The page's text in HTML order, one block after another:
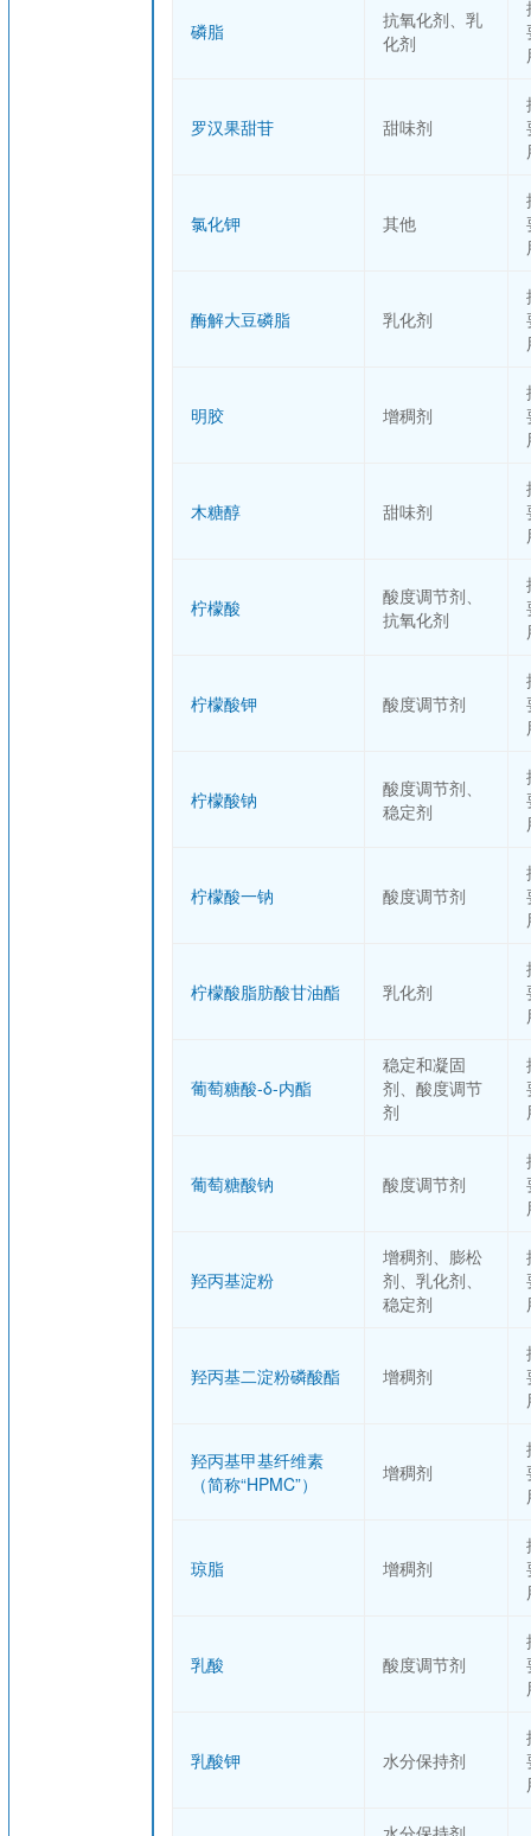
磷脂
抗氧化剂、乳
化剂
罗汉果甜苷 甜味剂
氯化钾 其他
酶解大豆磷脂 乳化剂
明胶 增稠剂
木糖醇 甜味剂
柠檬酸
酸度调节剂、
抗氧化剂
柠檬酸钾 酸度调节剂
柠檬酸钠
酸度调节剂、
稳定剂
柠檬酸一钠 酸度调节剂
柠檬酸脂肪酸甘油酯 乳化剂
葡萄糖酸-δ-内酯
稳定和凝固
剂、酸度调节
剂
葡萄糖酸钠 酸度调节剂
羟丙基淀粉
增稠剂、膨松
剂、乳化剂、
稳定剂
羟丙基二淀粉磷酸酯 增稠剂
羟丙基甲基纤维素
（简称“HPMC”）
增稠剂
琼脂 增稠剂
乳酸 酸度调节剂
乳酸钾 水分保持剂